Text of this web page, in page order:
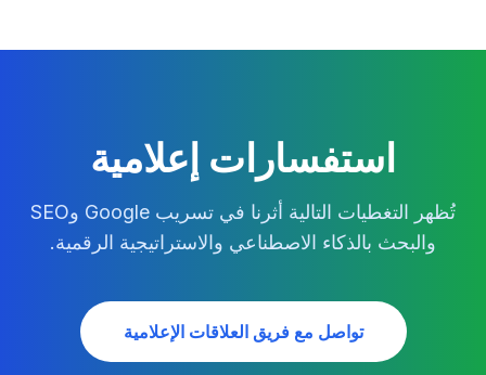
استفسارات إعلامية
تُظهر التغطيات التالية أثرنا في تسريب Google وSEO
والبحث بالذكاء الاصطناعي والاستراتيجية الرقمية.
تواصل مع فريق العلاقات الإعلامية